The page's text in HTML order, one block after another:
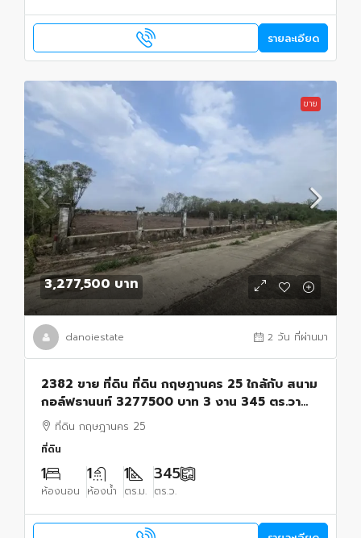
รายละเอียด
ขาย
3,277,500 บาท
danoiestate 2 วัน ที่ผ่านมา
2382 ขาย ที่ดิน ที่ดิน กฤษฎานคร 25 ใกล้กับ สนาม
กอล์ฟธานนท์ 3277500 บาท 3 งาน 345 ตร.วา
กรุงเทพ มีนบุรี
ที่ดิน กฤษฎานคร 25
ที่ดิน
1
ห้องนอน
1
ห้องน้ำ
1
ตร.ม.
345
ตร.ว.